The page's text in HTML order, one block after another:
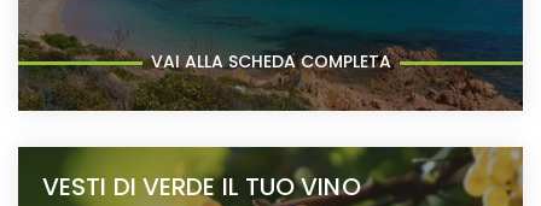
VAI ALLA SCHEDA COMPLETA
VESTI DI VERDE IL TUO VINO